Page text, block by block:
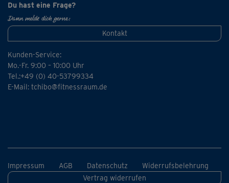
Du hast eine Frage?
Dann melde dich gerne:
Kontakt
Kunden-Service:
Mo.-Fr. 9:00 – 10:00 Uhr
Tel.:+49 (0) 40-53799334
E-Mail: tchibo@fitnessraum.de
Impressum AGB Datenschutz
Widerrufsbelehrung
Vertrag widerrufen